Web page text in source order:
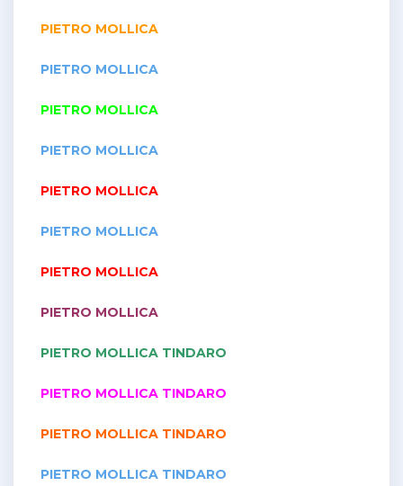
PIETRO MOLLICA
PIETRO MOLLICA
PIETRO MOLLICA
PIETRO MOLLICA
PIETRO MOLLICA
PIETRO MOLLICA
PIETRO MOLLICA
PIETRO MOLLICA
PIETRO MOLLICA TINDARO
PIETRO MOLLICA TINDARO
PIETRO MOLLICA TINDARO
PIETRO MOLLICA TINDARO